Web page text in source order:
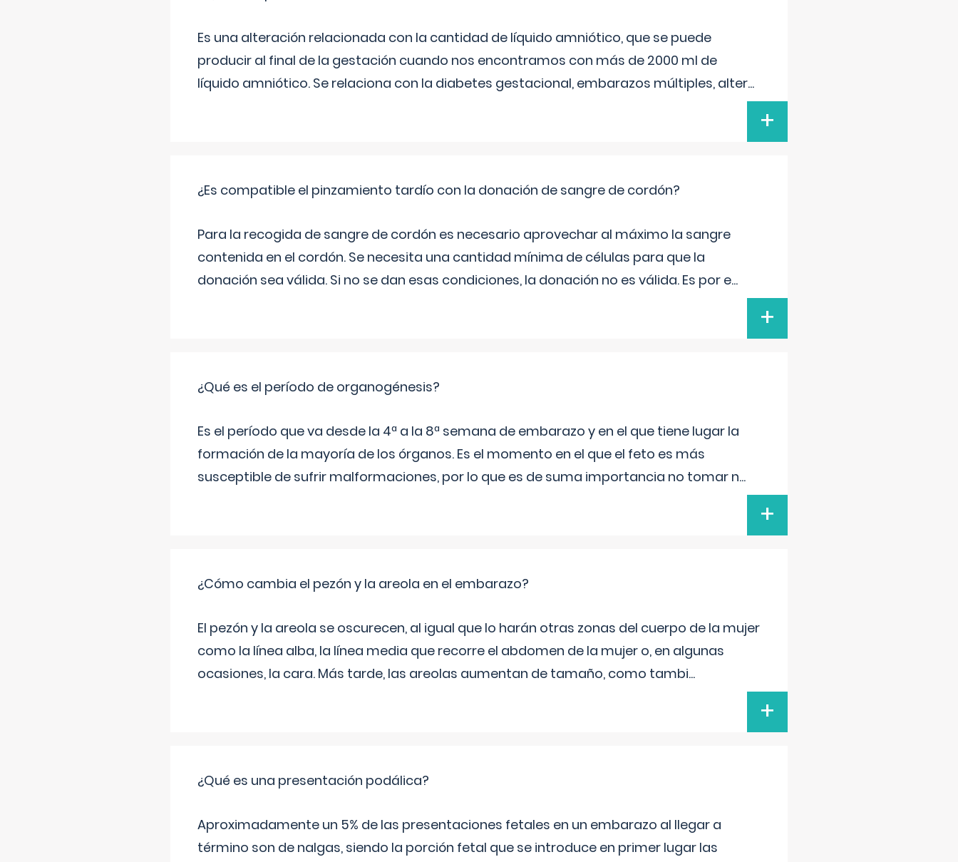
Es una alteración relacionada con la cantidad de líquido amniótico, que se puede
producir al final de la gestación cuando nos encontramos con más de 2000 ml de
líquido amniótico. Se relaciona con la diabetes gestacional, embarazos múltiples, alter...
+
¿Es compatible el pinzamiento tardío con la donación de sangre de cordón?
Para la recogida de sangre de cordón es necesario aprovechar al máximo la sangre
contenida en el cordón. Se necesita una cantidad mínima de células para que la
donación sea válida. Si no se dan esas condiciones, la donación no es válida. Es por e...
+
¿Qué es el período de organogénesis?
Es el período que va desde la 4ª a la 8ª semana de embarazo y en el que tiene lugar la
formación de la mayoría de los órganos. Es el momento en el que el feto es más
susceptible de sufrir malformaciones, por lo que es de suma importancia no tomar n...
+
¿Cómo cambia el pezón y la areola en el embarazo?
El pezón y la areola se oscurecen, al igual que lo harán otras zonas del cuerpo de la mujer
como la línea alba, la línea media que recorre el abdomen de la mujer o, en algunas
ocasiones, la cara. Más tarde, las areolas aumentan de tamaño, como tambi...
+
¿Qué es una presentación podálica?
Aproximadamente un 5% de las presentaciones fetales en un embarazo al llegar a
término son de nalgas, siendo la porción fetal que se introduce en primer lugar las